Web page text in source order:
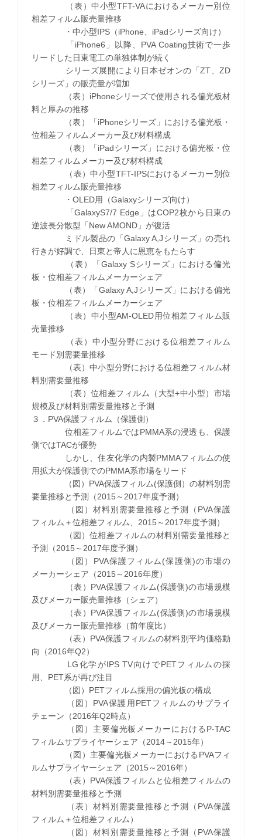
（表）中小型TFT-VAにおけるメーカー別位
相差フィルム販売量推移
・中小型IPS（iPhone、iPadシリーズ向け）
「iPhone6」以降、PVA Coating技術で一歩
リードした日東電工の単独体制が続く
シリーズ展開により日本ゼオンの「ZT、ZD
シリーズ」の販売量が増加
（表）iPhoneシリーズで使用される偏光板材
料と厚みの推移
（表）「iPhoneシリーズ」における偏光板・
位相差フィルムメーカー及び材料構成
（表）「iPadシリーズ」における偏光板・位
相差フィルムメーカー及び材料構成
（表）中小型TFT-IPSにおけるメーカー別位
相差フィルム販売量推移
・OLED用（Galaxyシリーズ向け）
「GalaxyS7/7 Edge」はCOP2枚から日東の
逆波長分散型「New AMOND」が復活
ミドル製品の「Galaxy A,Jシリーズ」の売れ
行きが好調で、日東と帝人に恩恵をもたらす
（表）「Galaxy Sシリーズ」における偏光
板・位相差フィルムメーカーシェア
（表）「Galaxy A,Jシリーズ」における偏光
板・位相差フィルムメーカーシェア
（表）中小型AM-OLED用位相差フィルム販
売量推移
（表）中小型分野における位相差フィルム
モード別需要量推移
（表）中小型分野における位相差フィルム材
料別需要量推移
（表）位相差フィルム（大型+中小型）市場
規模及び材料別需要量推移と予測
３．PVA保護フィルム（保護側）
位相差フィルムではPMMA系の浸透も、保護
側ではTACが優勢
しかし、住友化学の内製PMMAフィルムの使
用拡大が保護側でのPMMA系市場をリード
（図）PVA保護フィルム(保護側）の材料別需
要量推移と予測（2015～2017年度予測）
（図）材料別需要量推移と予測（PVA保護
フィルム＋位相差フィルム、2015～2017年度予測）
（図）位相差フィルムの材料別需要量推移と
予測（2015～2017年度予測）
（図）PVA保護フィルム(保護側)の市場の
メーカーシェア（2015～2016年度）
（表）PVA保護フィルム(保護側)の市場規模
及びメーカー販売量推移（シェア）
（表）PVA保護フィルム(保護側)の市場規模
及びメーカー販売量推移（前年度比）
（表）PVA保護フィルムの材料別平均価格動
向（2016年Q2）
LG化学がIPS TV向けでPETフィルムの採
用、PET系が再び注目
（図）PETフィルム採用の偏光板の構成
（図）PVA保護用PETフィルムのサプライ
チェーン（2016年Q2時点）
（図）主要偏光板メーカーにおけるP-TAC
フィルムサプライヤーシェア（2014～2015年）
（図）主要偏光板メーカーにおけるPVAフィ
ルムサプライヤーシェア（2015～2016年）
（表）PVA保護フィルムと位相差フィルムの
材料別需要量推移と予測
（表）材料別需要量推移と予測（PVA保護
フィルム＋位相差フィルム）
（図）材料別需要量推移と予測（PVA保護